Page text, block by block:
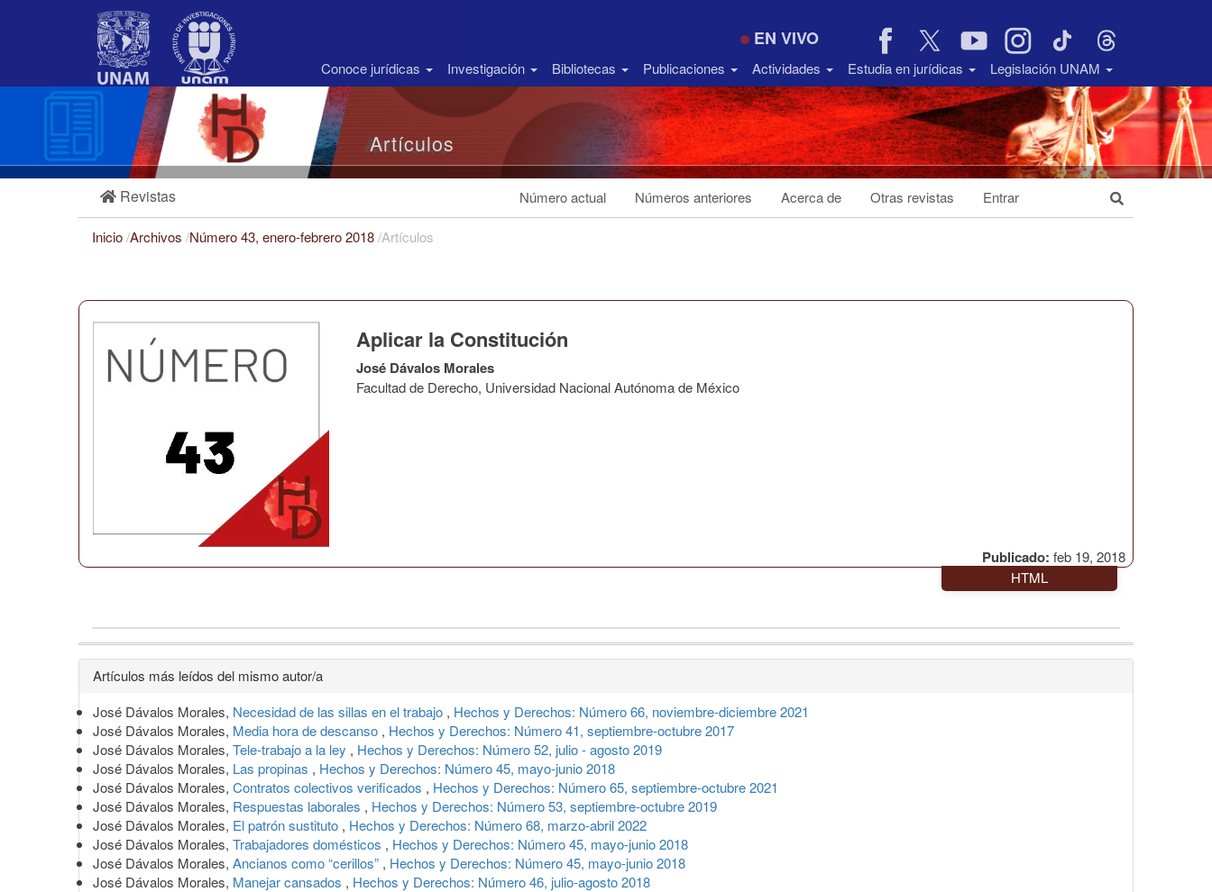
Barra
EN VIVO
Conoce jurídicas Investigación Bibliotecas Publicaciones Actividades Estudia en jurídicas Legislación UNAM
Artículos
Revistas Número actual Números anteriores Acerca de Otras revistas Entrar
Inicio/Archivos /Número 43, enero-febrero 2018/Artículos
Publicado: feb 19, 2018
Aplicar la Constitución
José Dávalos Morales
Facultad de Derecho, Universidad Nacional Autónoma de México
HTML
Detalles
del
artículo
Artículos más leídos del mismo autor/a
José Dávalos Morales, Necesidad de las sillas en el trabajo , Hechos y Derechos: Número 66, noviembre-diciembre 2021
José Dávalos Morales, Media hora de descanso , Hechos y Derechos: Número 41, septiembre-octubre 2017
José Dávalos Morales, Tele-trabajo a la ley , Hechos y Derechos: Número 52, julio - agosto 2019
José Dávalos Morales, Las propinas , Hechos y Derechos: Número 45, mayo-junio 2018
José Dávalos Morales, Contratos colectivos verificados , Hechos y Derechos: Número 65, septiembre-octubre 2021
José Dávalos Morales, Respuestas laborales , Hechos y Derechos: Número 53, septiembre-octubre 2019
José Dávalos Morales, El patrón sustituto , Hechos y Derechos: Número 68, marzo-abril 2022
José Dávalos Morales, Trabajadores domésticos , Hechos y Derechos: Número 45, mayo-junio 2018
José Dávalos Morales, Ancianos como “cerillos” , Hechos y Derechos: Número 45, mayo-junio 2018
José Dávalos Morales, Manejar cansados , Hechos y Derechos: Número 46, julio-agosto 2018